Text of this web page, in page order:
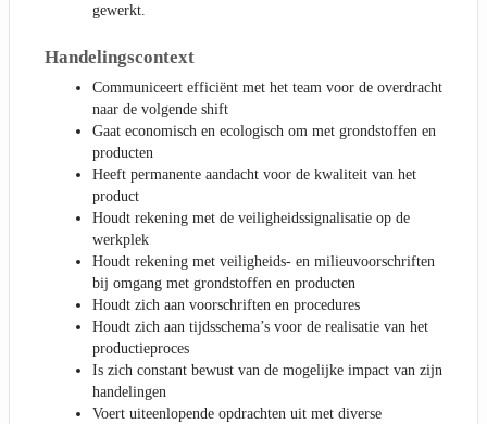
gewerkt.
Handelingscontext
Communiceert efficiënt met het team voor de overdracht
naar de volgende shift
Gaat economisch en ecologisch om met grondstoffen en
producten
Heeft permanente aandacht voor de kwaliteit van het
product
Houdt rekening met de veiligheidssignalisatie op de
werkplek
Houdt rekening met veiligheids- en milieuvoorschriften
bij omgang met grondstoffen en producten
Houdt zich aan voorschriften en procedures
Houdt zich aan tijdsschema’s voor de realisatie van het
productieproces
Is zich constant bewust van de mogelijke impact van zijn
handelingen
Voert uiteenlopende opdrachten uit met diverse